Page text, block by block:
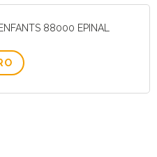
88000 EPINAL